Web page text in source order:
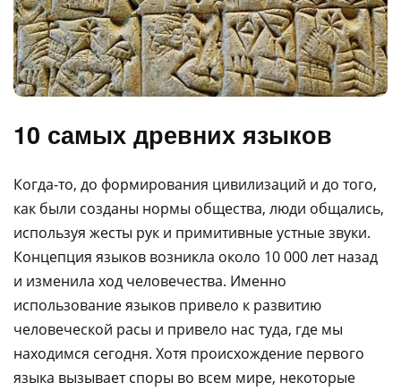
10 самых древних языков
Когда-то, до формирования цивилизаций и до того,
как были созданы нормы общества, люди общались,
используя жесты рук и примитивные устные звуки.
Концепция языков возникла около 10 000 лет назад
и изменила ход человечества. Именно
использование языков привело к развитию
человеческой расы и привело нас туда, где мы
находимся сегодня. Хотя происхождение первого
языка вызывает споры во всем мире, некоторые